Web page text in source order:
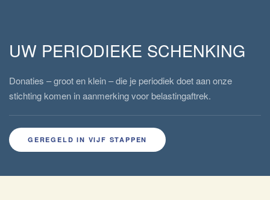
UW PERIODIEKE SCHENKING
Donaties – groot en klein – die je periodiek doet aan onze
stichting komen in aanmerking voor belastingaftrek.
GEREGELD IN VIJF STAPPEN